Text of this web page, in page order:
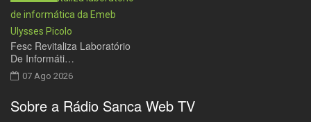
Fesc Revitaliza Laboratório
De Informáti…
07 Ago 2026
Sobre a Rádio Sanca Web TV